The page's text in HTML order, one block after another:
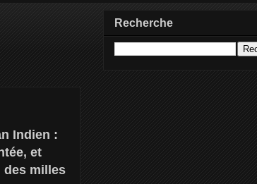
Indien :
et
des milles
Recherche